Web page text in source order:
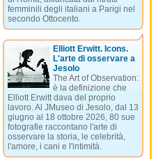
femminili degli italiani a Parigi nel
secondo Ottocento.
Elliott Erwitt. Icons.
L'arte di osservare a
Jesolo
The Art of Observation:
è la definizione che
Elliott Erwitt dava del proprio
lavoro. Al JMuseo di Jesolo, dal 13
giugno al 18 ottobre 2026, 80 sue
fotografie raccontano l'arte di
osservare la storia, le celebrità,
l'amore, i cani e l'intimità.